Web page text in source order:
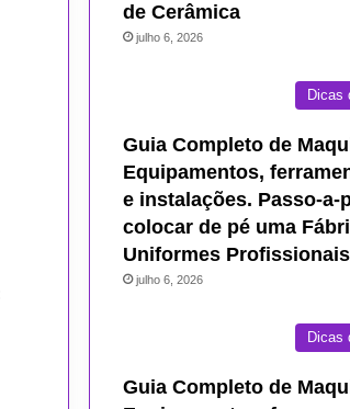
de Cerâmica
julho 6, 2026
Dicas
Guia Completo de
Equipamentos,
e instalações. Passo-a-
colocar de pé uma
Uniformes Profissionais
julho 6, 2026
Dicas
Guia Completo de